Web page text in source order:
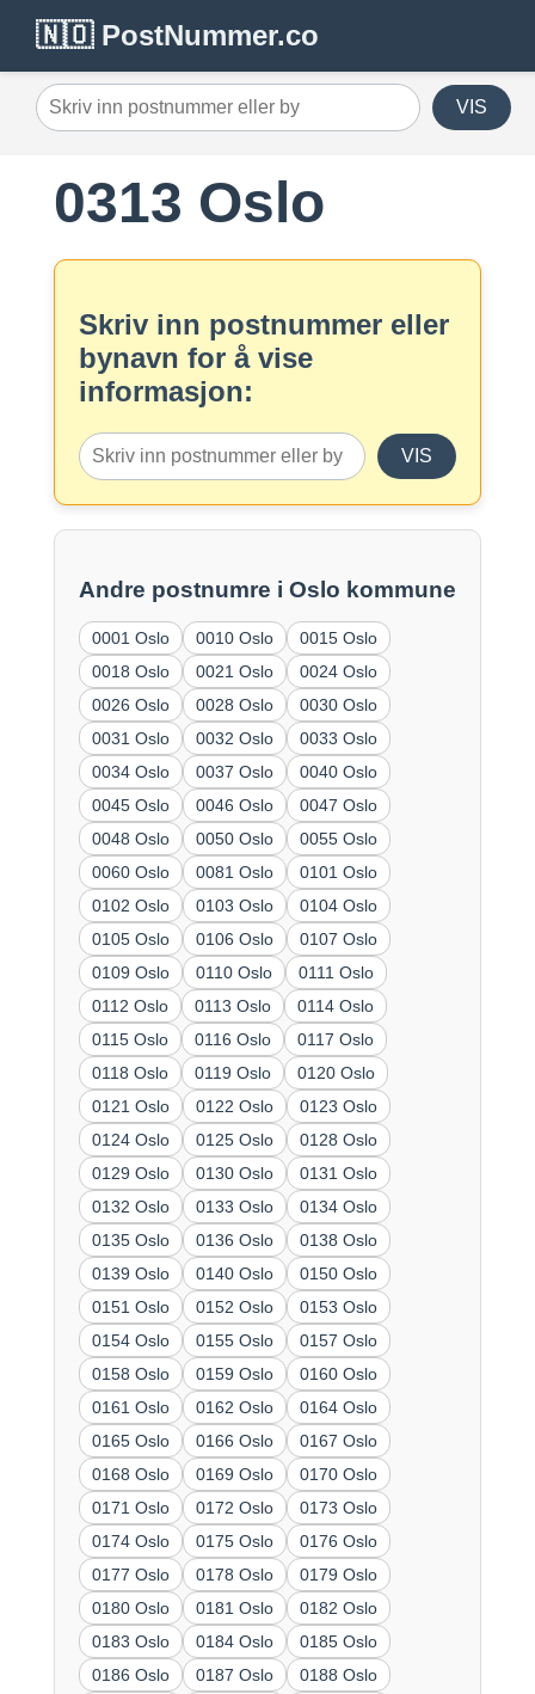
🇳🇴 PostNummer.co
VIS
0313 Oslo
Skriv inn postnummer eller
bynavn for å vise
informasjon:
VIS
Andre postnumre i Oslo kommune
0001 Oslo 0010 Oslo
0015 Oslo
0018 Oslo
0021 Oslo
0024 Oslo
0026 Oslo
0028 Oslo
0030 Oslo
0031 Oslo
0032 Oslo
0033 Oslo
0034 Oslo
0037 Oslo
0040 Oslo
0045 Oslo
0046 Oslo
0047 Oslo
0048 Oslo
0050 Oslo
0055 Oslo
0060 Oslo
0081 Oslo
0101 Oslo
0102 Oslo
0103 Oslo
0104 Oslo
0105 Oslo
0106 Oslo
0107 Oslo
0109 Oslo
0110 Oslo
0111 Oslo
0112 Oslo
0113 Oslo
0114 Oslo
0115 Oslo
0116 Oslo
0117 Oslo
0118 Oslo
0119 Oslo
0120 Oslo
0121 Oslo
0122 Oslo
0123 Oslo
0124 Oslo
0125 Oslo
0128 Oslo
0129 Oslo
0130 Oslo
0131 Oslo
0132 Oslo
0133 Oslo
0134 Oslo
0135 Oslo
0136 Oslo
0138 Oslo
0139 Oslo
0140 Oslo
0150 Oslo
0151 Oslo
0152 Oslo
0153 Oslo
0154 Oslo
0155 Oslo
0157 Oslo
0158 Oslo
0159 Oslo
0160 Oslo
0161 Oslo
0162 Oslo
0164 Oslo
0165 Oslo
0166 Oslo
0167 Oslo
0168 Oslo
0169 Oslo
0170 Oslo
0171 Oslo
0172 Oslo
0173 Oslo
0174 Oslo
0175 Oslo
0176 Oslo
0177 Oslo
0178 Oslo
0179 Oslo
0180 Oslo
0181 Oslo
0182 Oslo
0183 Oslo
0184 Oslo
0185 Oslo
0186 Oslo
0187 Oslo
0188 Oslo